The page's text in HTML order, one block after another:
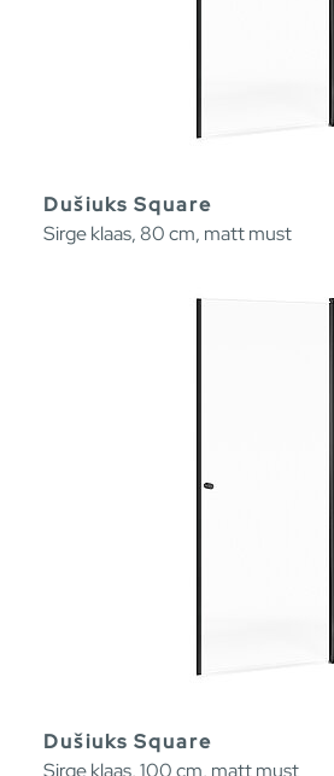
Dušiuks Square
Sirge klaas, 80 cm, matt must
Dušiuks Square
Sirge klaas, 100 cm, matt must